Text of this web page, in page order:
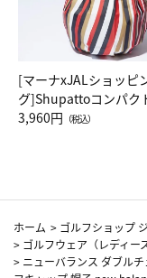
[マーナxJALショッピ
グ]Shupattoコンパク
Drop JAL客室乗務員（
3,960円 （税込）
ホーム > ゴルフショップ
> ゴルフウェア（レディース
> ニューバランス ダブル